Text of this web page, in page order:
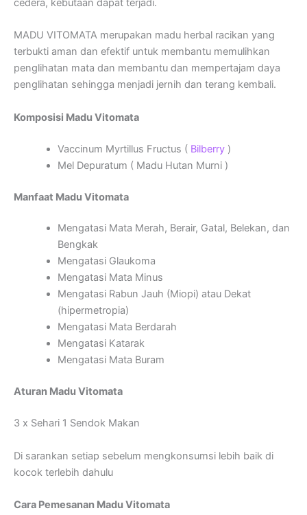
cedera, kebutaan dapat terjadi.
MADU VITOMATA merupakan madu herbal racikan yang
terbukti aman dan efektif untuk membantu memulihkan
penglihatan mata dan membantu dan mempertajam daya
penglihatan sehingga menjadi jernih dan terang kembali.
Komposisi Madu Vitomata
Vaccinum Myrtillus Fructus ( Bilberry)
Mel Depuratum ( Madu Hutan Murni )
Manfaat Madu Vitomata
Mengatasi Mata Merah, Berair, Gatal, Belekan, dan
Bengkak
Mengatasi Glaukoma
Mengatasi Mata Minus
Mengatasi Rabun Jauh (Miopi) atau Dekat
(hipermetropia)
Mengatasi Mata Berdarah
Mengatasi Katarak
Mengatasi Mata Buram
Aturan Madu Vitomata
3 x Sehari 1 Sendok Makan
Di sarankan setiap sebelum mengkonsumsi lebih baik di
kocok terlebih dahulu
Cara Pemesanan Madu Vitomata